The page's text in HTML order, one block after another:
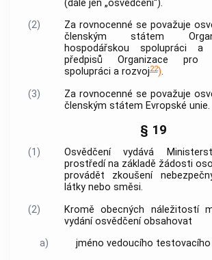
(dále jen „osvědčení“).
(2)
Za rovnocenné se považuje
členským státem
hospodářskou spolupráci
předpisů Organizace pro
spolupráci a rozvoj22).
(3)
Za rovnocenné se považuje
členským státem Evropské unie.
§ 19
(1)
Osvědčení vydává
prostředí na základě žádosti
provádět zkoušení
látky nebo směsi.
(2)
Kromě obecných náležitostí
vydání osvědčení obsahovat
a)
jméno vedoucího testovacího